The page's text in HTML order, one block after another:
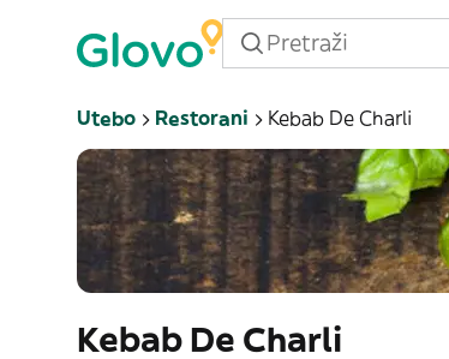
Utebo Restorani Kebab De Charli
Kebab De Charli